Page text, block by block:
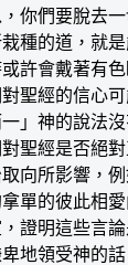
你們要脫去
種的道，就是
或許會戴著有
聖經的信心
」神的說法
聖經是否絕
向所影響，
單的彼此相
證明這些言
地領受神的